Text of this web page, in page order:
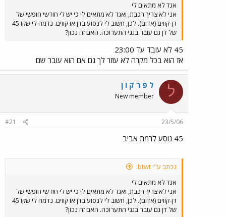
אגד לא מתאים לי
אני לא צריך רכבת, ואגד לא מתאים לי כי יש לי חודשי חופשי של
דן-קווים (אדום). לכן, חשוב לי לנסוע בדן או קווים. נדמה לי שקו 45
של דן גם עובר בגני התערוכה. האם זה נכון?
45 לא עובד עד 23:00
אז הוא בכל מקרה לא עוזר לך גם אם הוא עובר שם
ל ל פ ר ק ו ן
New member
23/5/06
#21
45 נוסע לרמת אביב
נכתב ע"י btwt:
אגד לא מתאים לי
אני לא צריך רכבת, ואגד לא מתאים לי כי יש לי חודשי חופשי של
דן-קווים (אדום). לכן, חשוב לי לנסוע בדן או קווים. נדמה לי שקו 45
של דן גם עובר בגני התערוכה. האם זה נכון?